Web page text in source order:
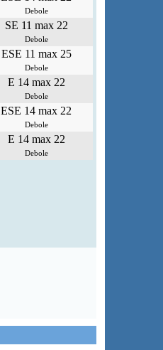
Debole
SE 11 max 22
Debole
ESE 11 max 25
Debole
E 14 max 22
Debole
ESE 14 max 22
Debole
E 14 max 22
Debole